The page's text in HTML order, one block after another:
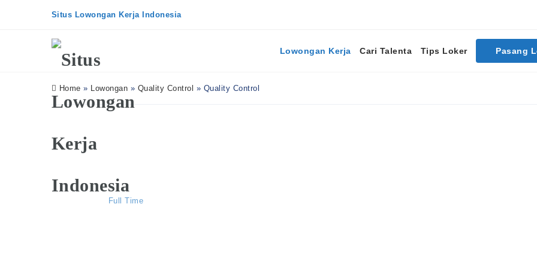
Situs Lowongan Kerja Indonesia
Lowongan Kerja Cari Talenta Tips Loker Pasang
Home » Lowongan » Quality Control » Quality Control
Quality Control
Kategori :Quality Control
Full Time